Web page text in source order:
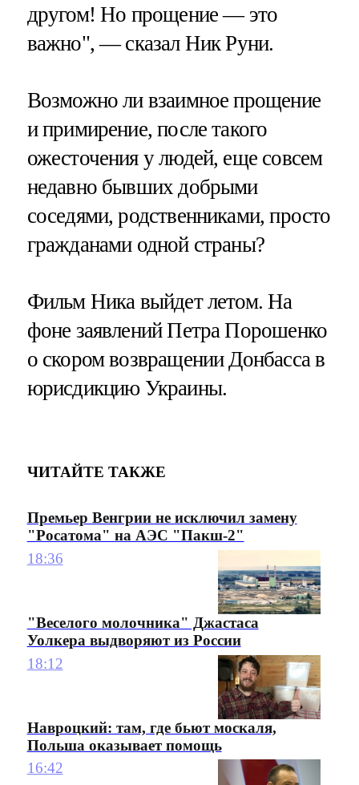
другом! Но прощение — это
важно", — сказал Ник Руни.
Возможно ли взаимное прощение
и примирение, после такого
ожесточения у людей, еще совсем
недавно бывших добрыми
соседями, родственниками, просто
гражданами одной страны?
Фильм Ника выйдет летом. На
фоне заявлений Петра Порошенко
о скором возвращении Донбасса в
юрисдикцию Украины.
ЧИТАЙТЕ ТАКЖЕ
Премьер Венгрии не исключил замену
"Росатома" на АЭС "Пакш-2"
18:36
"Веселого молочника" Джастаса
Уолкера выдворяют из России
18:12
Навроцкий: там, где бьют москаля,
Польша оказывает помощь
16:42